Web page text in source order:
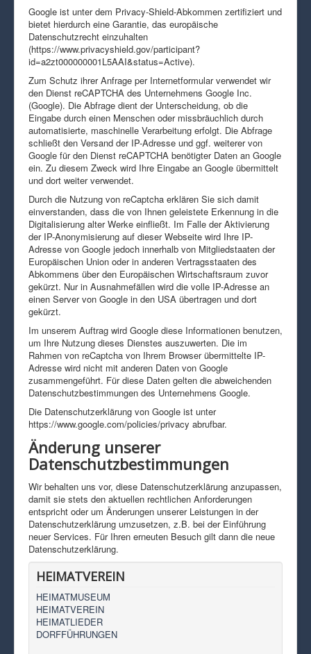
Google ist unter dem Privacy-Shield-Abkommen zertifiziert und
bietet hierdurch eine Garantie, das europäische
Datenschutzrecht einzuhalten
(https://www.privacyshield.gov/participant?
id=a2zt000000001L5AAI&status=Active).
Zum Schutz ihrer Anfrage per Internetformular verwendet wir
den Dienst reCAPTCHA des Unternehmens Google Inc.
(Google). Die Abfrage dient der Unterscheidung, ob die
Eingabe durch einen Menschen oder missbräuchlich durch
automatisierte, maschinelle Verarbeitung erfolgt. Die Abfrage
schließt den Versand der IP-Adresse und ggf. weiterer von
Google für den Dienst reCAPTCHA benötigter Daten an Google
ein. Zu diesem Zweck wird Ihre Eingabe an Google übermittelt
und dort weiter verwendet.
Durch die Nutzung von reCaptcha erklären Sie sich damit
einverstanden, dass die von Ihnen geleistete Erkennung in die
Digitalisierung alter Werke einfließt. Im Falle der Aktivierung
der IP-Anonymisierung auf dieser Webseite wird Ihre IP-
Adresse von Google jedoch innerhalb von Mitgliedstaaten der
Europäischen Union oder in anderen Vertragsstaaten des
Abkommens über den Europäischen Wirtschaftsraum zuvor
gekürzt. Nur in Ausnahmefällen wird die volle IP-Adresse an
einen Server von Google in den USA übertragen und dort
gekürzt.
Im unserem Auftrag wird Google diese Informationen benutzen,
um Ihre Nutzung dieses Dienstes auszuwerten. Die im
Rahmen von reCaptcha von Ihrem Browser übermittelte IP-
Adresse wird nicht mit anderen Daten von Google
zusammengeführt. Für diese Daten gelten die abweichenden
Datenschutzbestimmungen des Unternehmens Google.
Die Datenschutzerklärung von Google ist unter
https://www.google.com/policies/privacy abrufbar.
Änderung unserer
Datenschutzbestimmungen
Wir behalten uns vor, diese Datenschutzerklärung anzupassen,
damit sie stets den aktuellen rechtlichen Anforderungen
entspricht oder um Änderungen unserer Leistungen in der
Datenschutzerklärung umzusetzen, z.B. bei der Einführung
neuer Services. Für Ihren erneuten Besuch gilt dann die neue
Datenschutzerklärung.
HEIMATVEREIN
HEIMATMUSEUM
HEIMATVEREIN
HEIMATLIEDER
DORFFÜHRUNGEN